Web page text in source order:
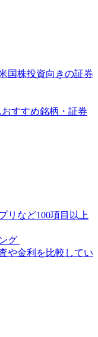
国株投資向きの証券
すすめ銘柄・証券
リなど100項目以上
グ
や金利を比較してい